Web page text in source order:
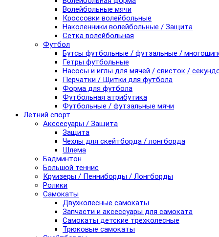
Волейбольные мячи
Кроссовки волейбольные
Наколенники волейбольные / Защита
Сетка волейбольная
Футбол
Бутсы футбольные / футзальные /
Гетры футбольные
Насосы и иглы для мячей / свисток /
Перчатки / Щитки для футбола
Форма для футбола
Футбольная атрибутика
Футбольные / футзальные мячи
Летний спорт
Акссесуары / Защита
Защита
Чехлы для скейтборда / лонгборда
Шлема
Бадминтон
Большой теннис
Круизеры / Пенниборды / Лонгборды
Ролики
Самокаты
Двухколесные самокаты
Запчасти и аксессуары для самоката
Самокаты детские трехколесные
Трюковые самокаты